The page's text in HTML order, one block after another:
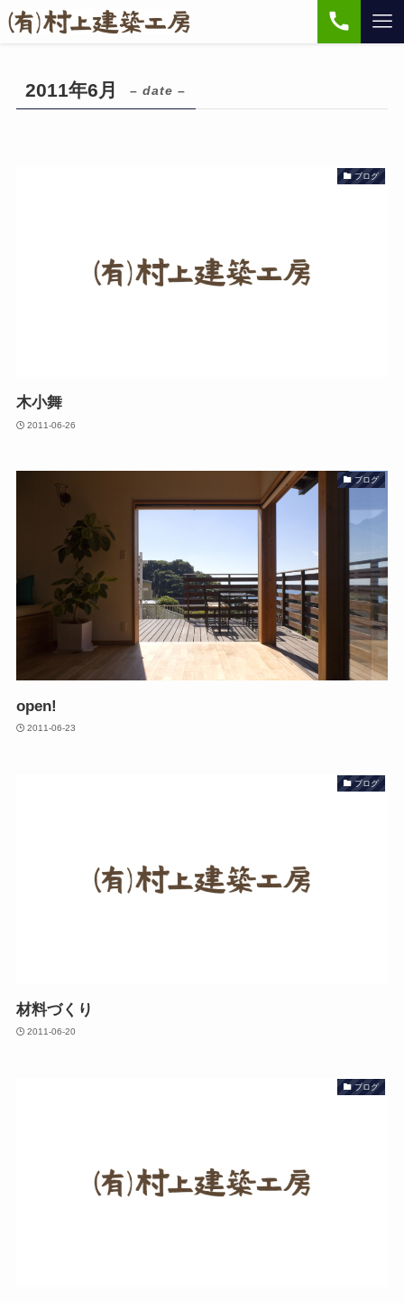
2011年6月 – date –
ブログ
木小舞
2011-06-26
ブログ
open!
2011-06-23
ブログ
材料づくり
2011-06-20
ブログ